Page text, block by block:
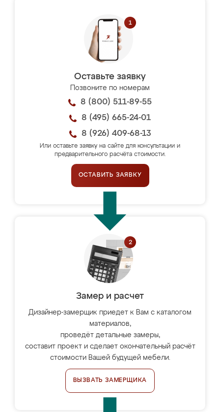
Оставьте заявку
Позвоните по номерам
8 (800) 511-89-55
8 (495) 665-24-01
8 (926) 409-68-13
Или оставьте заявку на сайте для консультации и
предварительного расчёта стоимости.
ОСТАВИТЬ ЗАЯВКУ
Замер и расчет
Дизайнер-замерщик приедет к Вам с каталогом
материалов,
проведёт детальные замеры,
составит проект и сделает окончательный расчёт
стоимости Вашей будущей мебели.
ВЫЗВАТЬ ЗАМЕРЩИКА